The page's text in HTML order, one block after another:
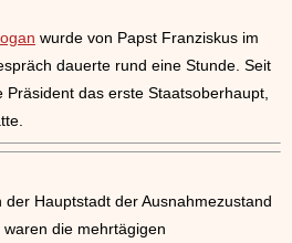
wurde von Papst Franziskus im
dauerte rund eine Stunde. Seit
das erste Staatsoberhaupt,
der Hauptstadt der Ausnahmezustand
die mehrtägigen